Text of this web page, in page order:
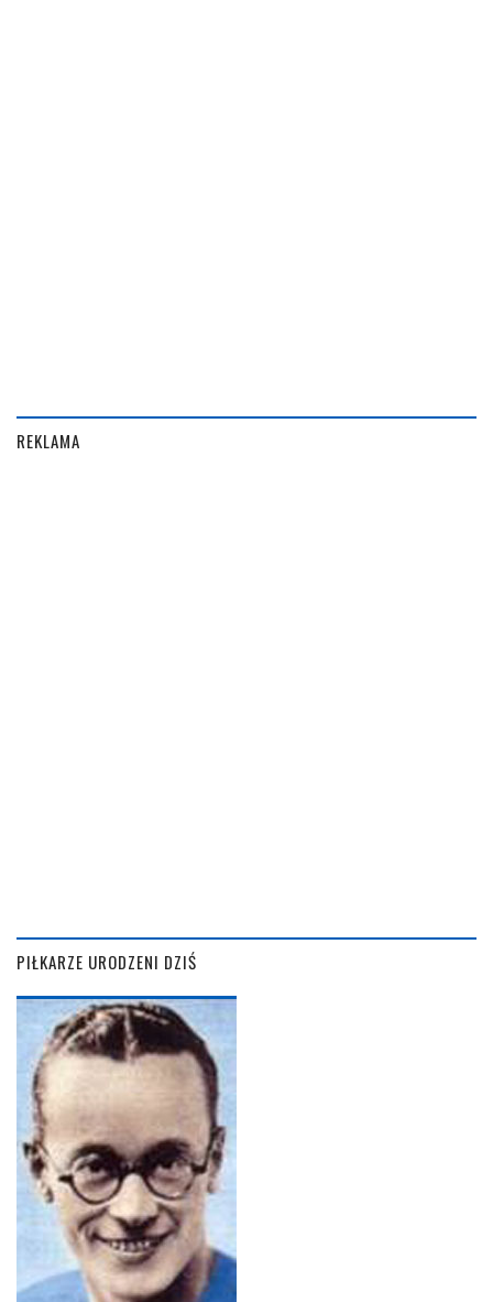
REKLAMA
PIŁKARZE URODZENI DZIŚ